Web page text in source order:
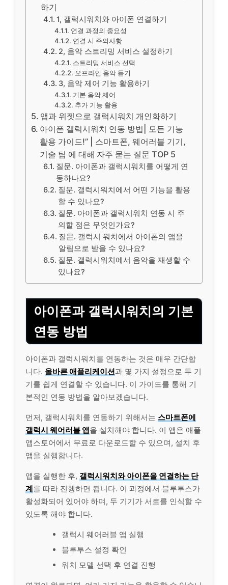
하기
1, 갤럭시워치와 아이폰 연결하기
연결 과정의 중요성
연결 시 주의사항
2, 음악 스트리밍 서비스 설정하기
스트리밍 서비스 선택
오프라인 음악 듣기
3, 음악 제어 기능 활용하기
기본 음악 제어
추가 기능 활용
앱과 위젯으로 갤럭시워치 개인화하기
아이폰 갤럭시워치 연동 방법| 모든 기능
활용 가이드!” | 스마트폰, 웨어러블 기기,
기술 팁 에 대해 자주 묻는 질문 TOP 5
질문. 아이폰과 갤럭시워치를 어떻게 연
동하나요?
질문. 갤럭시워치에서 어떤 기능을 활용
할 수 있나요?
질문. 아이폰과 갤럭시워치 연동 시 주
의할 점은 무엇인가요?
질문. 갤럭시 워치에서 아이폰의 앱을
알림으로 받을 수 있나요?
질문. 갤럭시워치에서 음악을 재생할 수
있나요?
아이폰과 갤럭시워치의 기본
연동 방법
아이폰과 갤럭시워치를 연동하는 것은 매우 간단합
니다. 올바른 애플리케이션과 몇 가지 설정으로 두 기
기를 쉽게 연결할 수 있습니다. 이 가이드를 통해 기
본적인 연동 방법을 알아보겠습니다.
먼저, 갤럭시워치를 연동하기 위해서는 스마트폰에
갤럭시 웨어러블 앱을 설치해야 합니다. 이 앱은 애플
앱스토어에서 무료로 다운로드할 수 있으며, 설치 후
앱을 실행합니다.
앱을 실행한 후, 갤럭시워치와 아이폰을 연결하는 단
계를 따라 진행하면 됩니다. 이 과정에서 블루투스가
활성화되어 있어야 하며, 두 기기가 서로를 인식할 수
있도록 해야 합니다.
갤럭시 웨어러블 앱 실행
블루투스 설정 확인
워치 모델 선택 후 연결 진행